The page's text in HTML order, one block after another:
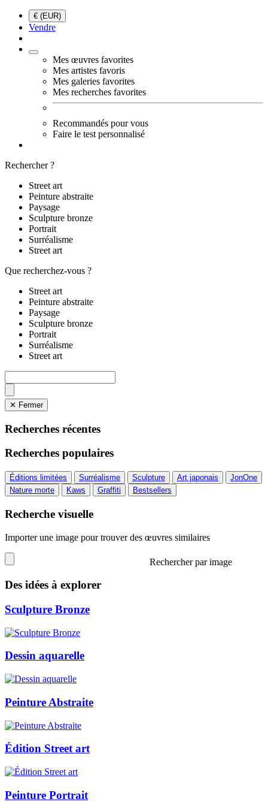
€ (EUR)
Vendre
Mes œuvres favorites
Mes artistes favoris
Mes galeries favorites
Mes recherches favorites
Recommandés pour vous
Faire le test personnalisé
Rechercher ?
Street art
Peinture abstraite
Paysage
Sculpture bronze
Portrait
Surréalisme
Street art
Que recherchez-vous ?
Street art
Peinture abstraite
Paysage
Sculpture bronze
Portrait
Surréalisme
Street art
✕ Fermer
Recherches récentes
Recherches populaires
Éditions limitées Surréalisme Sculpture Art japonais
JonOne
Nature morte
Kaws Graffiti Bestsellers
Recherche visuelle
Importer une image pour trouver des œuvres similaires
Rechercher par image
Des idées à explorer
Sculpture Bronze
Dessin aquarelle
Peinture Abstraite
Édition Street art
Peinture Portrait